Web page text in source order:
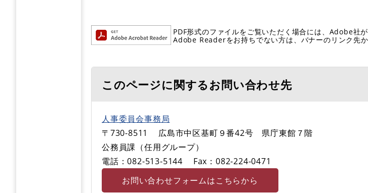
PDF形式のファイルをご覧いただく場合には、Adobe社
Adobe Readerをお持ちでない方は、バナーのリンク先
このページに関するお問い合わせ先
人事委員会事務局
〒730-8511
広島市中区基町９番42号 県庁東館７階
公務員課（任用グループ）
電話：082-513-5144
Fax：082-224-0471
お問い合わせフォームはこちらから